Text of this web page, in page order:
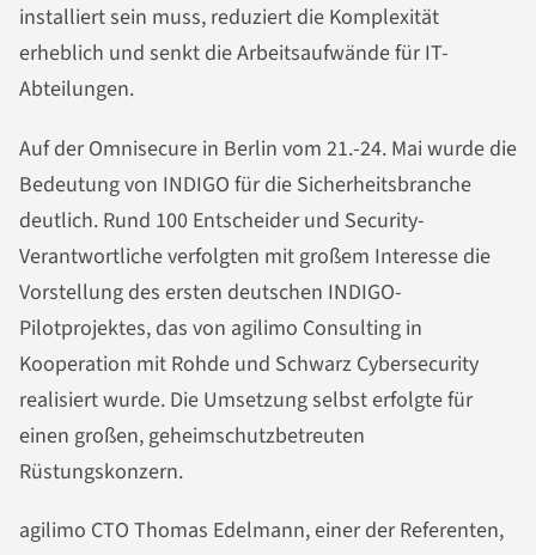
installiert sein muss, reduziert die Komplexität
erheblich und senkt die Arbeitsaufwände für IT-
Abteilungen.
Auf der Omnisecure in Berlin vom 21.-24. Mai wurde die
Bedeutung von INDIGO für die Sicherheitsbranche
deutlich. Rund 100 Entscheider und Security-
Verantwortliche verfolgten mit großem Interesse die
Vorstellung des ersten deutschen INDIGO-
Pilotprojektes, das von agilimo Consulting in
Kooperation mit Rohde und Schwarz Cybersecurity
realisiert wurde. Die Umsetzung selbst erfolgte für
einen großen, geheimschutzbetreuten
Rüstungskonzern.
agilimo CTO Thomas Edelmann, einer der Referenten,